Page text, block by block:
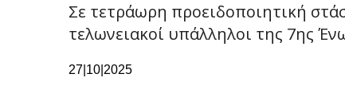
Σε τετράωρη προειδοποιητική
τελωνειακοί υπάλληλοι της 7ης
27|10|2025